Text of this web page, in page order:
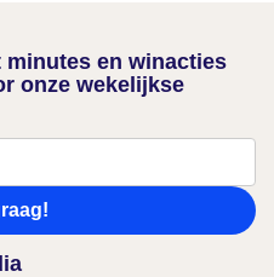
minutes en winacties
onze wekelijkse